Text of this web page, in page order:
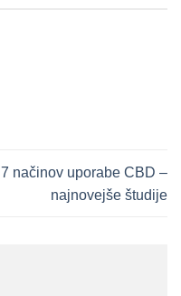
7 načinov uporabe CBD –
najnovejše študije